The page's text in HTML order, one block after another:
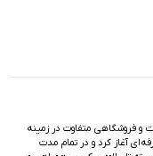
و فروشگاهی متفاوت در زمینه
آغاز کرد و در تمام مدت